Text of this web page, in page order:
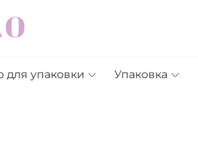
для упаковки Упаковка